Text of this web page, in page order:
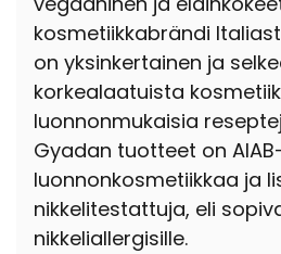
kosmetiikkabrändi
on yksinkertainen ja
korkealaatuista
luonnonmukaisia
Gyadan tuotteet on
luonnonkosmetiikkaa ja
nikkelitestattuja, eli
nikkeliallergisille.